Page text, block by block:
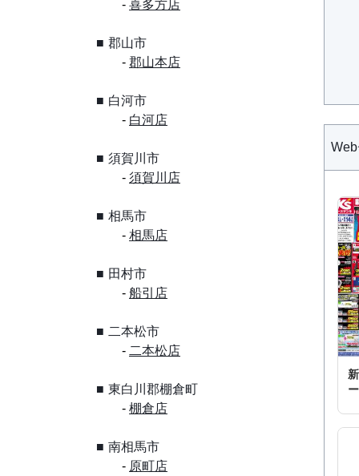
喜多方店
郡山市
郡山本店
白河市
白河店
須賀川市
須賀川店
相馬市
相馬店
田村市
船引店
二本松市
二本松店
東白川郡棚倉町
棚倉店
南相馬市
原町店